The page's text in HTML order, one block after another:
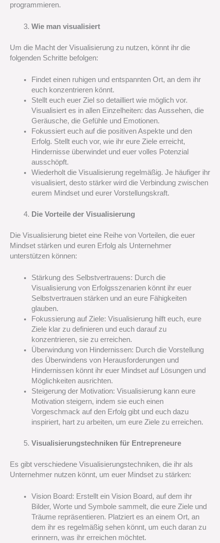
programmieren.
Wie man visualisiert
Um die Macht der Visualisierung zu nutzen, könnt ihr die
folgenden Schritte befolgen:
Findet einen ruhigen und entspannten Ort, an dem ihr
euch konzentrieren könnt.
Stellt euch euer Ziel so detailliert wie möglich vor.
Visualisiert es in allen Einzelheiten: das Aussehen, die
Geräusche, die Gefühle und Emotionen.
Fokussiert euch auf die positiven Aspekte und den
Erfolg. Stellt euch vor, wie ihr eure Ziele erreicht,
Hindernisse überwindet und euer volles Potenzial
ausschöpft.
Wiederholt die Visualisierung regelmäßig. Je häufiger ihr
visualisiert, desto stärker wird die Verbindung zwischen
eurem Mindset und eurer Vorstellungskraft.
Die Vorteile der Visualisierung
Die Visualisierung bietet eine Reihe von Vorteilen, die euer
Mindset stärken und euren Erfolg als Unternehmer
unterstützen können:
Stärkung des Selbstvertrauens: Durch die
Visualisierung von Erfolgsszenarien könnt ihr euer
Selbstvertrauen stärken und an eure Fähigkeiten
glauben.
Fokussierung auf Ziele: Visualisierung hilft euch, eure
Ziele klar zu definieren und euch darauf zu
konzentrieren, sie zu erreichen.
Überwindung von Hindernissen: Durch die Vorstellung
des Überwindens von Herausforderungen und
Hindernissen könnt ihr euer Mindset auf Lösungen und
Möglichkeiten ausrichten.
Steigerung der Motivation: Visualisierung kann eure
Motivation steigern, indem sie euch einen
Vorgeschmack auf den Erfolg gibt und euch dazu
inspiriert, hart zu arbeiten, um eure Ziele zu erreichen.
Visualisierungstechniken für Entrepreneure
Es gibt verschiedene Visualisierungstechniken, die ihr als
Unternehmer nutzen könnt, um euer Mindset zu stärken:
Vision Board: Erstellt ein Vision Board, auf dem ihr
Bilder, Worte und Symbole sammelt, die eure Ziele und
Träume repräsentieren. Platziert es an einem Ort, an
dem ihr es regelmäßig sehen könnt, um euch daran zu
erinnern, was ihr erreichen möchtet.